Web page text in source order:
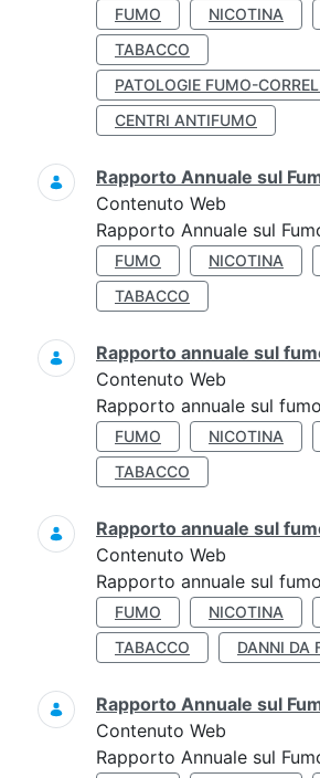
FUMO NICOTINA
TABACCO
PATOLOGIE FUMO-
CENTRI ANTIFUMO
Rapporto Annuale sul
Contenuto Web
Rapporto Annuale sul
FUMO NICOTINA
TABACCO
Rapporto annuale sul
Contenuto Web
Rapporto annuale sul
FUMO NICOTINA
TABACCO
Rapporto annuale sul
Contenuto Web
Rapporto annuale sul
FUMO NICOTINA
TABACCO
DANNI DA
Rapporto Annuale sul
Contenuto Web
Rapporto Annuale sul